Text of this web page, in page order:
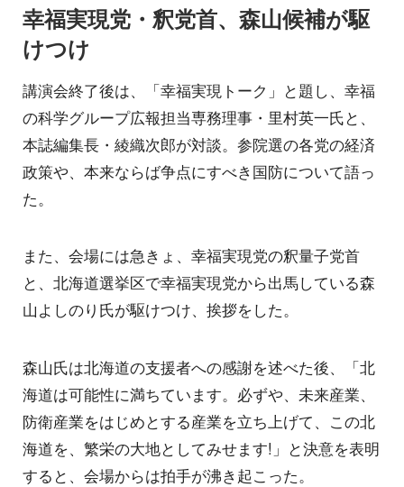
幸福実現党・釈党首、森山候補が駆
けつけ
講演会終了後は、「幸福実現トーク」と題し、幸福
の科学グループ広報担当専務理事・里村英一氏と、
本誌編集長・綾織次郎が対談。参院選の各党の経済
政策や、本来ならば争点にすべき国防について語っ
た。
また、会場には急きょ、幸福実現党の釈量子党首
と、北海道選挙区で幸福実現党から出馬している森
山よしのり氏が駆けつけ、挨拶をした。
森山氏は北海道の支援者への感謝を述べた後、「北
海道は可能性に満ちています。必ずや、未来産業、
防衛産業をはじめとする産業を立ち上げて、この北
海道を、繁栄の大地としてみせます!」と決意を表明
すると、会場からは拍手が沸き起こった。